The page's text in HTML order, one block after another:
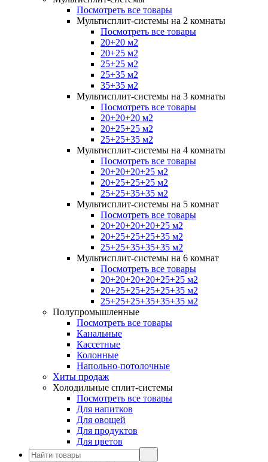
Посмотреть все товары
Мультисплит-системы на 2 комнаты
Посмотреть все товары
20+20 м2
20+25 м2
25+25 м2
25+35 м2
35+35 м2
Мультисплит-системы на 3 комнаты
Посмотреть все товары
20+20+20 м2
20+25+25 м2
25+25+35 м2
Мультисплит-системы на 4 комнаты
Посмотреть все товары
20+20+20+25 м2
20+25+25+25 м2
25+25+35+35 м2
Мультисплит-системы на 5 комнат
Посмотреть все товары
20+20+20+20+25 м2
20+25+25+25+35 м2
25+25+35+35+35 м2
Мультисплит-системы на 6 комнат
Посмотреть все товары
20+20+20+20+25+25 м2
20+25+25+25+25+35 м2
25+25+25+35+35+35 м2
Полупромышленные
Посмотреть все товары
Канальные
Кассетные
Колонные
Напольно-потолочные
Хиты продаж
Холодильные сплит-системы
Посмотреть все товары
Для напитков
Для овощей
Для продуктов
Для цветов